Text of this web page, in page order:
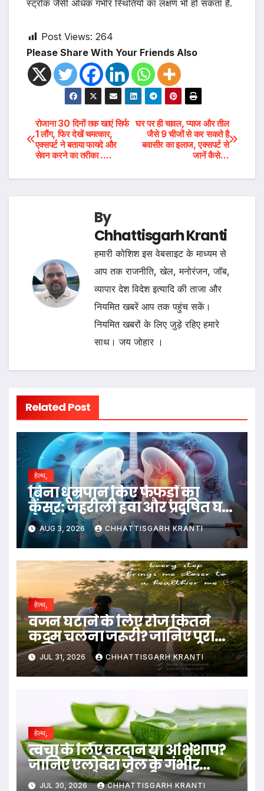
स्ट्रोक जैसी अधिक गंभीर स्थितियों का लक्षण भी हो सकता है.
Post Views: 264
Please Share With Your Friends Also
Post
navigation
घर पर ही चावल, प्याज और तील
जैसे 9 चीजों से कर सकते है
बवासीर का इलाज, एक्सपर्ट से
जानें कैसे…
रोजाना 30 दिनों तक खाएं सिर्फ
1 लौंग, फिर देखें चमत्कार,
एक्सपर्ट ने बताया फायदे और
सेवन करने का तरीका ….
By
Chhattisgarh Kranti
हमारी कोशिश इस वेबसाइट के माध्यम से
आप तक राजनीति, खेल, मनोरंजन, जॉब,
व्यापार देश विदेश इत्यादि की ताजा और
नियमित खबरें आप तक पहुंच सकें।
नियमित खबरों के लिए जुड़े रहिए हमारे
साथ। जय जोहार ।
Related Post
हेल्थ,
बिना धूम्रपान किए फेफड़ों का
कैंसर: जहरीली हवा और प्रदूषित घर
ले रहे जान
AUG 3, 2026 CHHATTISGARH KRANTI
हेल्थ,
वजन घटाने के लिए रोज कितने
कदम चलना जरूरी? जानिए पूरा
गणित
JUL 31, 2026 CHHATTISGARH KRANTI
हेल्थ,
त्वचा के लिए वरदान या अभिशाप?
जानिए एलोवेरा जेल के गंभीर
नुकसान और सही तरीका….
JUL 30, 2026 CHHATTISGARH KRANTI